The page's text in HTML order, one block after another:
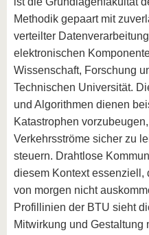
Methodik gepaart mit
verteilter
elektronischen
Wissenschaft, Forschung
Technischen Universität.
und Algorithmen dienen
Katastrophen
Verkehrsströme sicher zu
steuern. Drahtlose
diesem Kontext
von morgen nicht
Profillinien der BTU sieht
Mitwirkung und